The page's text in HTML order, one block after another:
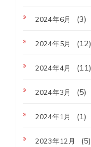
2024年6月 (3)
2024年5月 (12)
2024年4月 (11)
2024年3月 (5)
2024年1月 (1)
2023年12月 (5)